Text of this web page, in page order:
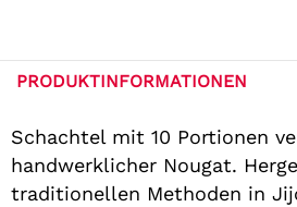
PRODUKTINFORMATIONEN
Schachtel mit 10 Portionen
handwerklicher Nougat.
traditionellen Methoden in